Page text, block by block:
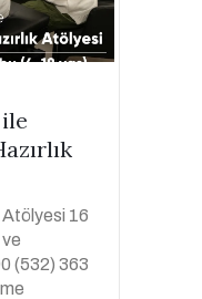
Atölyesi 16
(532) 363